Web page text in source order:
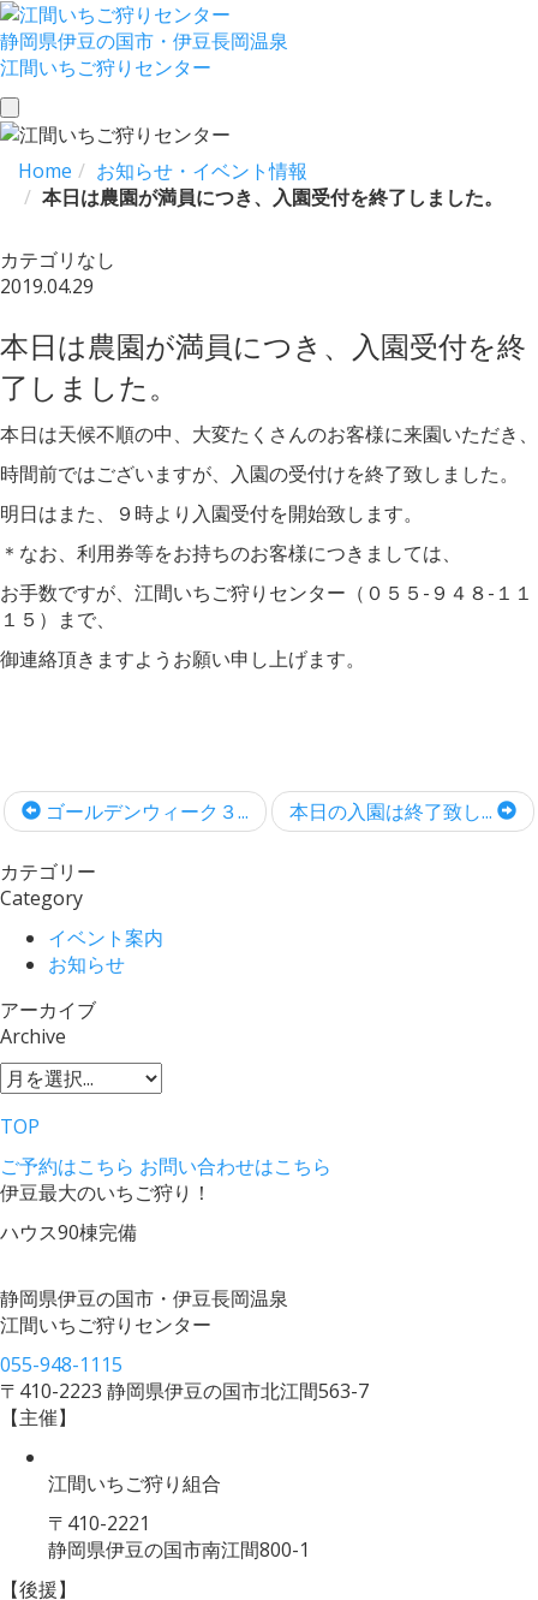
静岡県伊豆の国市・伊豆長岡温泉
江間いちご狩りセンター
toggle
navigation
Home
お知らせ・イベント情報
本日は農園が満員につき、入園受付を終了しました。
カテゴリなし
2019.04.29
本日は農園が満員につき、入園受付を終
了しました。
本日は天候不順の中、大変たくさんのお客様に来園いただき、
時間前ではございますが、入園の受付けを終了致しました。
明日はまた、９時より入園受付を開始致します。
＊なお、利用券等をお持ちのお客様につきましては、
お手数ですが、江間いちご狩りセンター（０５５-９４８-１１
１５）まで、
御連絡頂きますようお願い申し上げます。
ゴールデンウィーク３... 本日の入園は終了致し...
カテゴリー
Category
イベント案内
お知らせ
アーカイブ
Archive
TOP
ご予約はこちら お問い合わせはこちら
伊豆最大のいちご狩り！
ハウス90棟完備
静岡県伊豆の国市・伊豆長岡温泉
江間いちご狩りセンター
055-948-1115
〒410-2223 静岡県伊豆の国市北江間563-7
【主催】
江間いちご狩り組合
〒410-2221
静岡県伊豆の国市南江間800-1
【後援】